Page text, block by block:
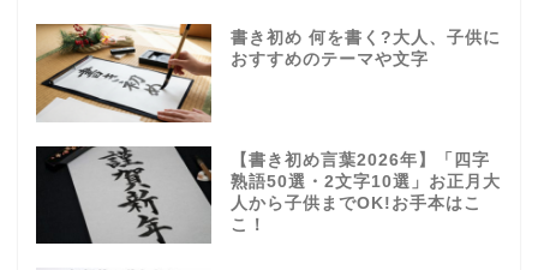
書き初め 何を書く?大人、子供に
おすすめのテーマや文字
【書き初め言葉2026年】「四字
熟語50選・2文字10選」お正月大
人から子供までOK!お手本はこ
こ！